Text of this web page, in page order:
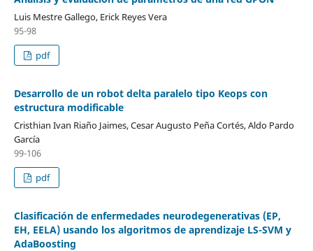
Luis Mestre Gallego, Erick Reyes Vera
95-98
pdf
Desarrollo de un robot delta paralelo tipo Keops con
estructura modificable
Cristhian Ivan Riaño Jaimes, Cesar Augusto Peña Cortés, Aldo Pardo
García
99-106
pdf
Clasificación de enfermedades neurodegenerativas (EP,
EH, EELA) usando los algoritmos de aprendizaje LS-SVM y
AdaBoosting